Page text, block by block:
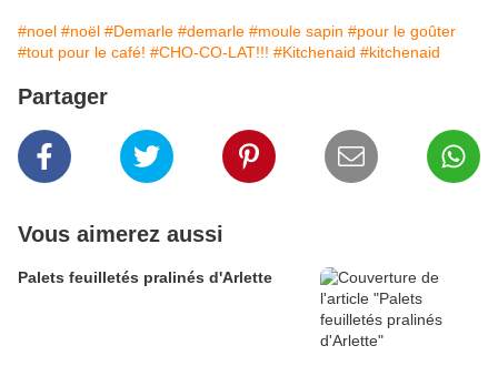
#noel #noël #Demarle #demarle #moule sapin #pour le goûter
#tout pour le café! #CHO-CO-LAT!!! #Kitchenaid #kitchenaid
Partager
Vous aimerez aussi
Palets feuilletés pralinés d'Arlette